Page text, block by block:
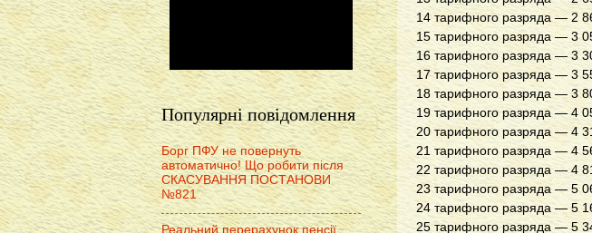
14 тарифного разряда — 2
15 тарифного разряда — 3
16 тарифного разряда — 3
17 тарифного разряда — 3
18 тарифного разряда — 3
19 тарифного разряда — 4
20 тарифного разряда — 4
21 тарифного разряда — 4
22 тарифного разряда — 4
23 тарифного разряда — 5
24 тарифного разряда — 5
25 тарифного разряда — 5
Популярні повідомлення
Борг ПФУ не повернуть
автоматично! Що робити після
СКАСУВАННЯ ПОСТАНОВИ
№821
Реальний перерахунок пенсії